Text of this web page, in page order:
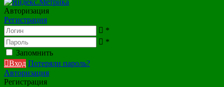
Авторизация
Регистрация
*
*
Запомнить
Вход Потеряли пароль?
Авторизация
Регистрация